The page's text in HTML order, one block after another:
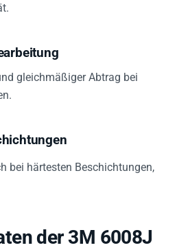
gleichmäßiger Abtrag bei
bei härtesten Beschichtungen,
der 3M 6008J